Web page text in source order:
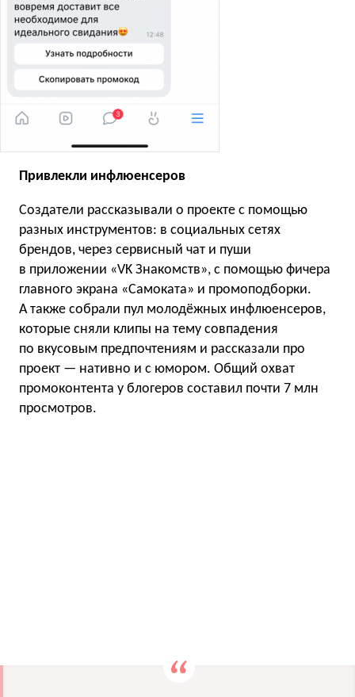
Привлекли инфлюенсеров
Создатели рассказывали о проекте с помощью
разных инструментов: в социальных сетях
брендов, через сервисный чат и пуши
в приложении «VK Знакомств», с помощью фичера
главного экрана «Самоката» и промоподборки.
А также собрали пул молодёжных инфлюенсеров,
которые сняли клипы на тему совпадения
по вкусовым предпочтениям и рассказали про
проект — нативно и с юмором. Общий охват
промоконтента у блогеров составил почти 7 млн
просмотров.